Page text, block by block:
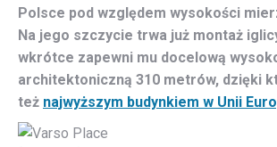
Polsce pod względem wysokości
Na jego szczycie trwa już montaż
wkrótce zapewni mu docelową
architektoniczną 310 metrów, dzięki
też najwyższym budynkiem w Unii